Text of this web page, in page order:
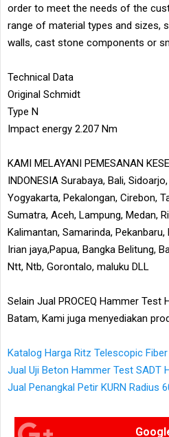
order to meet the needs of the
range of material types and sizes,
walls, cast stone components or
Technical Data
Original Schmidt
Type N
Impact energy 2.207 Nm
KAMI MELAYANI PEMESANAN
INDONESIA Surabaya, Bali,
Yogyakarta, Pekalongan, Cirebon,
Sumatra, Aceh, Lampung, Medan,
Kalimantan, Samarinda,
Irian jaya,Papua, Bangka Belitung,
Ntt, Ntb, Gorontalo, maluku DLL
Selain Jual PROCEQ Hammer Test
Batam, Kami juga menyediakan
Katalog Harga Ritz Telescopic
Jual Uji Beton Hammer Test SADT
Jual Penangkal Petir KURN Radius